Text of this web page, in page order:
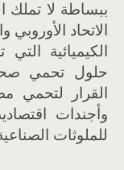
ببساطة لا تملك
الاتحاد
الكيميائية
حلول تحمي
القرار لتحمي
وأجندات
للملوثات